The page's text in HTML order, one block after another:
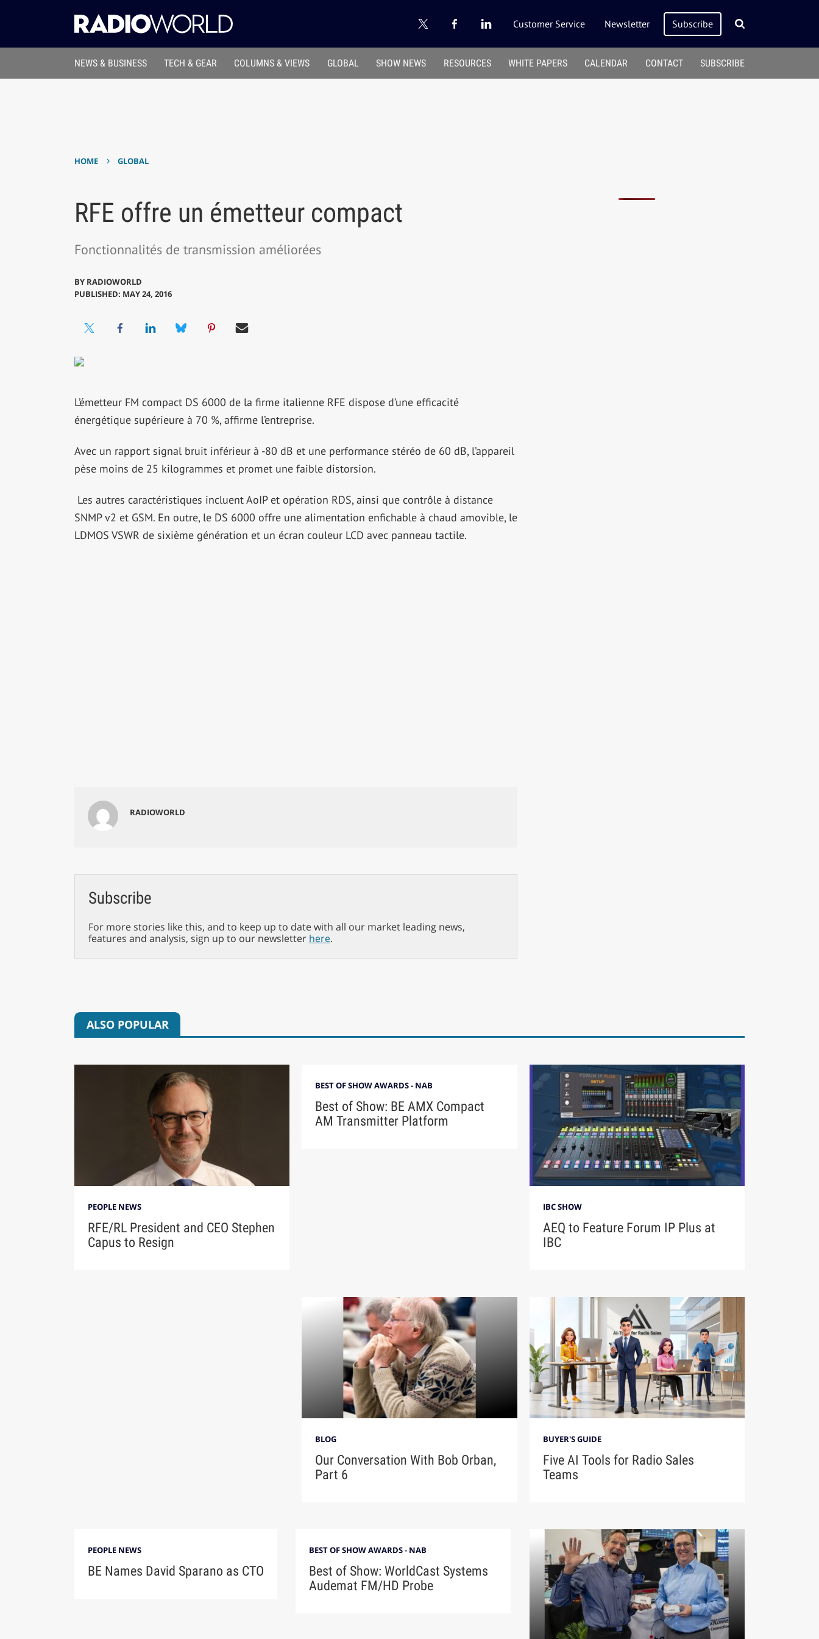
Customer Service Newsletter Subscribe
NEWS & BUSINESS TECH & GEAR COLUMNS & VIEWS GLOBAL SHOW NEWS RESOURCES WHITE PAPERS CALENDAR CONTACT SUBSCRIBE
HOME › GLOBAL
RFE offre un émetteur compact
Fonctionnalités de transmission améliorées
BY RADIOWORLD
PUBLISHED: MAY 24, 2016
L’émetteur FM compact DS 6000 de la firme italienne RFE dispose d’une efficacité
énergétique supérieure à 70 %, affirme l’entreprise.
Avec un rapport signal bruit inférieur à -80 dB et une performance stéréo de 60 dB, l’appareil
pèse moins de 25 kilogrammes et promet une faible distorsion.
Les autres caractéristiques incluent AoIP et opération RDS, ainsi que contrôle à distance
SNMP v2 et GSM. En outre, le DS 6000 offre une alimentation enfichable à chaud amovible, le
LDMOS VSWR de sixième génération et un écran couleur LCD avec panneau tactile.
RADIOWORLD
Subscribe
For more stories like this, and to keep up to date with all our market leading news,
features and analysis, sign up to our newsletter here.
ALSO POPULAR
PEOPLE NEWS
RFE/RL President and CEO Stephen
Capus to Resign
BEST OF SHOW AWARDS - NAB
Best of Show: BE AMX Compact
AM Transmitter Platform
IBC SHOW
AEQ to Feature Forum IP Plus at
IBC
BLOG
Our Conversation With Bob Orban,
Part 6
BUYER'S GUIDE
Five AI Tools for Radio Sales
Teams
PEOPLE NEWS
BE Names David Sparano as CTO
BEST OF SHOW AWARDS - NAB
Best of Show: WorldCast Systems
Audemat FM/HD Probe